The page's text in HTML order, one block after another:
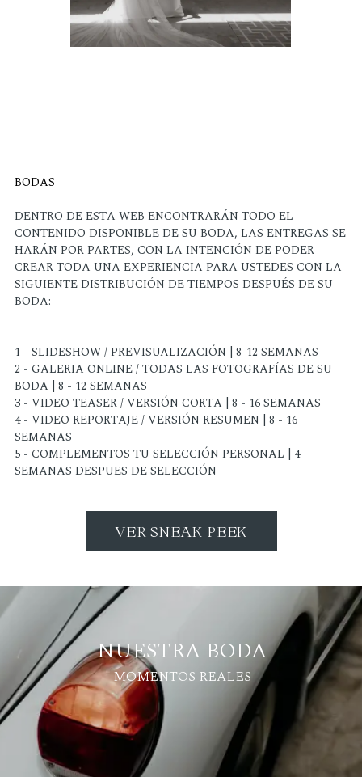
BODAS
DENTRO DE ESTA WEB ENCONTRARÁN TODO EL
CONTENIDO DISPONIBLE DE SU BODA, LAS ENTREGAS SE
HARÁN POR PARTES, CON LA INTENCIÓN DE PODER
CREAR TODA UNA EXPERIENCIA PARA USTEDES CON LA
SIGUIENTE DISTRIBUCIÓN DE TIEMPOS DESPUÉS DE SU
BODA:
1 - SLIDESHOW / PREVISUALIZACIÓN | 8-12 SEMANAS
2 - GALERIA ONLINE / TODAS LAS FOTOGRAFÍAS DE SU
BODA | 8 - 12 SEMANAS
3 - VIDEO TEASER / VERSIÓN CORTA | 8 - 16 SEMANAS
4 - VIDEO REPORTAJE / VERSIÓN RESUMEN | 8 - 16
SEMANAS
5 - COMPLEMENTOS TU SELECCIÓN PERSONAL | 4
SEMANAS DESPUES DE SELECCIÓN
VER SNEAK PEEK
NUESTRA BODA
MOMENTOS REALES